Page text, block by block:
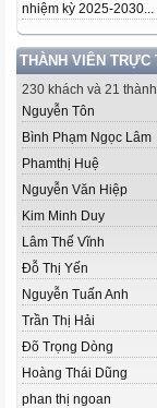
nhiệm kỳ 2025-2030...
THÀNH VIÊN TRỰC
230 khách và 21
Nguyễn Tôn
Bình Phạm Ngọc Lâm
Phamthị Huệ
Nguyễn Văn Hiệp
Kim Minh Duy
Lâm Thế Vĩnh
Đỗ Thị Yến
Nguyễn Tuấn Anh
Trần Thị Hải
Đõ Trọng Dòng
Hoàng Thái Dũng
phan thị ngoan